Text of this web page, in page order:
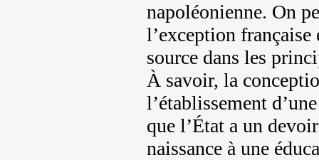
napoléonienne. On
l’exception française
source dans les
À savoir, la
l’établissement
que l’État a un
naissance à une